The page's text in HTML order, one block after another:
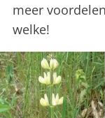
meer
welke!